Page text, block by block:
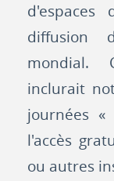
diffusion
mondial.
inclurait
journées
l'accès
ou autres